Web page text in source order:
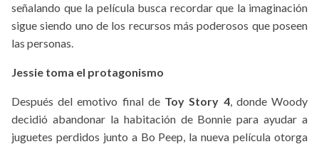
señalando que la película busca recordar que la imaginación
sigue siendo uno de los recursos más poderosos que poseen
las personas.
Jessie toma el protagonismo
Después del emotivo final de Toy Story 4, donde Woody
decidió abandonar la habitación de Bonnie para ayudar a
juguetes perdidos junto a Bo Peep, la nueva película otorga